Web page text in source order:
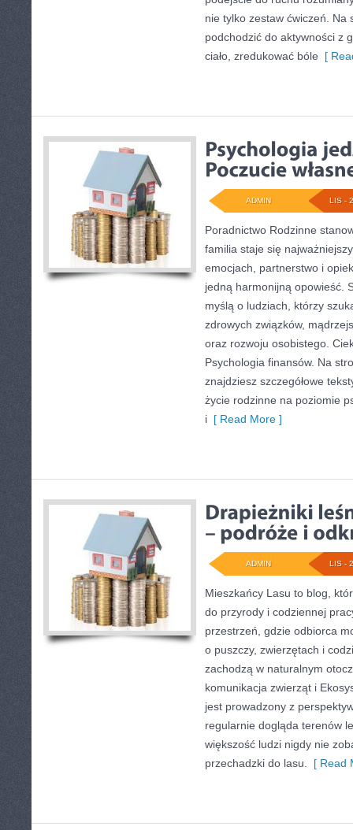
nie tylko zestaw ćwiczeń. Na
podchodzić do aktywności z
ciało, zredukować bóle [
LIS -
ADMIN
Poradnictwo Rodzinne
familia staje się
emocjach, partnerstwo i
jedną harmonijną opowieść.
myślą o ludziach, którzy
zdrowych związków,
oraz rozwoju osobistego.
Psychologia finansów. Na
znajdziesz szczegółowe
życie rodzinne na poziomie
i [ Read More ]
LIS -
ADMIN
Mieszkańcy Lasu to blog,
do przyrody i codziennej
przestrzeń, gdzie odbiorca
o puszczy, zwierzętach i
zachodzą w naturalnym
komunikacja zwierząt i
jest prowadzony z
regularnie dogląda terenów
większość ludzi nigdy nie
przechadzki do lasu.
[ Read